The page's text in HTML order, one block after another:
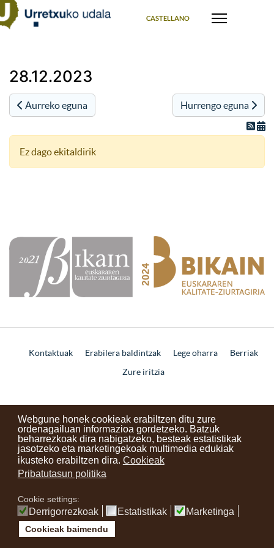
Webgune honek cookieak erabiltzen ditu zure
ordenagailuan informazioa gordetzeko. Batzuk
beharrezkoak dira nabigatzeko, besteak estatistikak
jasotzeko eta marketingekoak multimedia edukiak
ikusteko erabiltzen dira. Cookieak
Pribatutasun politika
Cookie settings:
Derrigorrezkoak Estatistikak Marketinga
Cookieak baimendu
CASTELLANO
28.12.2023
Aurreko eguna Hurrengo eguna
Ez dago ekitaldirik
Kontaktuak Erabilera baldintzak Lege oharra
Berriak
Zure iritzia